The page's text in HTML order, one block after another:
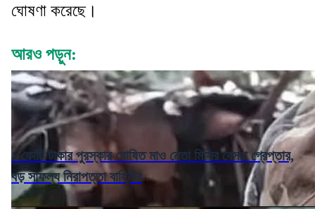
ঘোষণা করেছে।
আরও পড়ুন:
১ কোটি টাকার পুরস্কার ঘোষিত মাও নেতা মিসির বেসরা গ্রেপ্তার,
বড় সাফল্য নিরাপত্তা বাহিনীর